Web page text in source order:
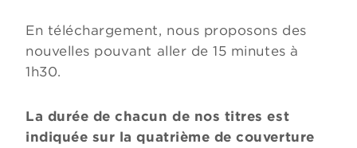
En téléchargement, nous proposons des
nouvelles pouvant aller de 15 minutes à
1h30.
La durée de chacun de nos titres est
indiquée sur la quatrième de couverture